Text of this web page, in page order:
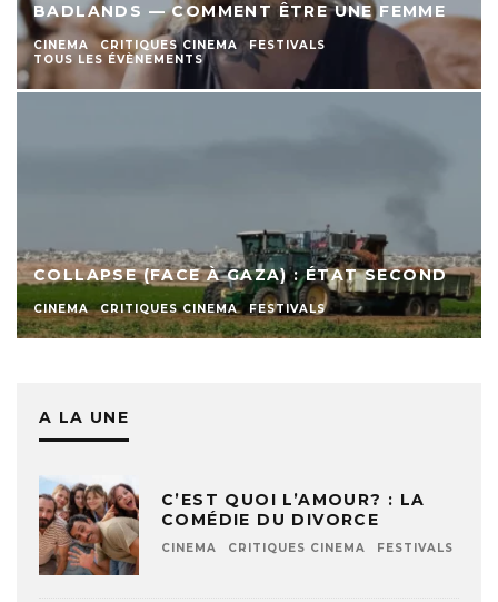
BADLANDS — COMMENT ÊTRE UNE FEMME
CINEMA CRITIQUES CINEMA
FESTIVALS
TOUS LES ÉVÈNEMENTS
COLLAPSE (FACE À GAZA) : ÉTAT SECOND
CINEMA CRITIQUES CINEMA FESTIVALS
A LA UNE
C’EST QUOI L’AMOUR? : LA
COMÉDIE DU DIVORCE
CINEMA CRITIQUES CINEMA FESTIVALS